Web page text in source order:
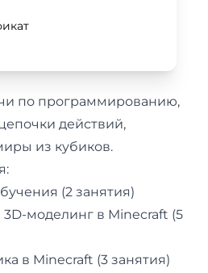
по программированию,
действий,
из кубиков.
(2 занятия)
моделинг в Minecraft (5
в Minecraft (3 занятия)